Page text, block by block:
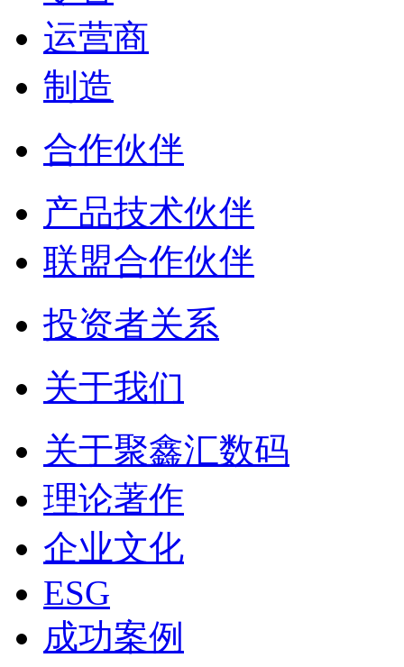
运营商
制造
合作伙伴
产品技术伙伴
联盟合作伙伴
投资者关系
关于我们
关于聚鑫汇数码
理论著作
企业文化
ESG
成功案例